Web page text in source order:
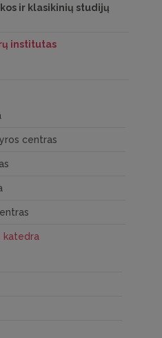
ir klasikinių studijų
institutas
centras
katedra